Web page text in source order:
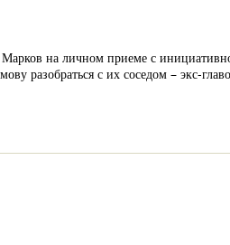
на личном приеме с
с их соседом – экс-